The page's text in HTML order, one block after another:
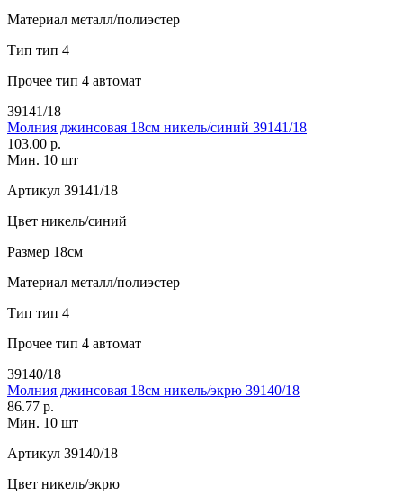
Материал металл/полиэстер
Тип тип 4
Прочее тип 4 автомат
39141/18
Молния джинсовая 18см никель/синий 39141/18
103.00 р.
Мин. 10 шт
Артикул 39141/18
Цвет никель/синий
Размер 18см
Материал металл/полиэстер
Тип тип 4
Прочее тип 4 автомат
39140/18
Молния джинсовая 18см никель/экрю 39140/18
86.77 р.
Мин. 10 шт
Артикул 39140/18
Цвет никель/экрю